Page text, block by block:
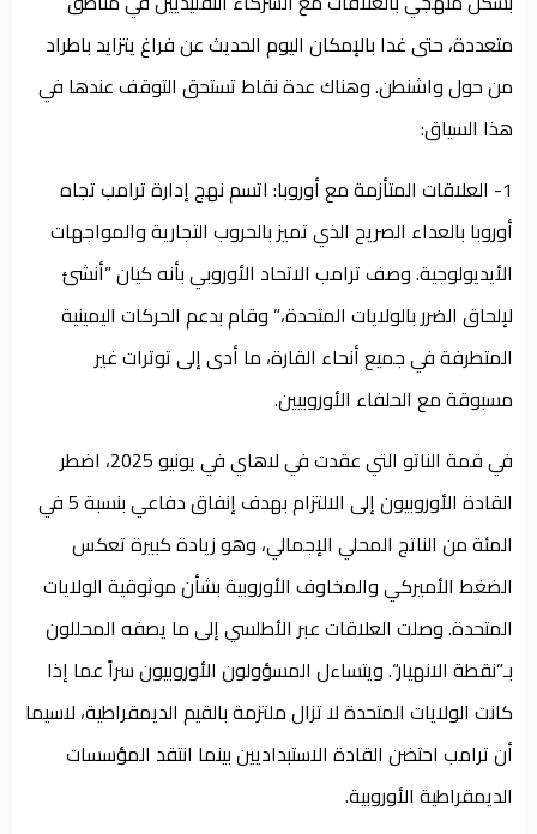
متعددة، حتى غدا بالإمكان اليوم الحديث عن فراغ يتزايد باطراد
من حول واشنطن. وهناك عدة نقاط تستحق التوقف عندها في
هذا السياق:
1- العلاقات المتأزمة مع أوروبا: اتسم نهج إدارة ترامب تجاه
أوروبا بالعداء الصريح الذي تميز بالحروب التجارية والمواجهات
الأيديولوجية. وصف ترامب الاتحاد الأوروبي بأنه كيان ”أنشئ
لإلحاق الضرر بالولايات المتحدة،” وقام بدعم الحركات اليمينية
المتطرفة في جميع أنحاء القارة، ما أدى إلى توترات غير
مسبوقة مع الحلفاء الأوروبيين.
في قمة الناتو التي عقدت في لاهاي في يونيو 2025، اضطر
القادة الأوروبيون إلى الالتزام بهدف إنفاق دفاعي بنسبة 5 في
المئة من الناتج المحلي الإجمالي، وهو زيادة كبيرة تعكس
الضغط الأميركي والمخاوف الأوروبية بشأن موثوقية الولايات
المتحدة. وصلت العلاقات عبر الأطلسي إلى ما يصفه المحللون
بـ”نقطة الانهيار“. ويتساءل المسؤولون الأوروبيون سراً عما إذا
كانت الولايات المتحدة لا تزال ملتزمة بالقيم الديمقراطية، لاسيما
أن ترامب احتضن القادة الاستبداديين بينما انتقد المؤسسات
الديمقراطية الأوروبية.